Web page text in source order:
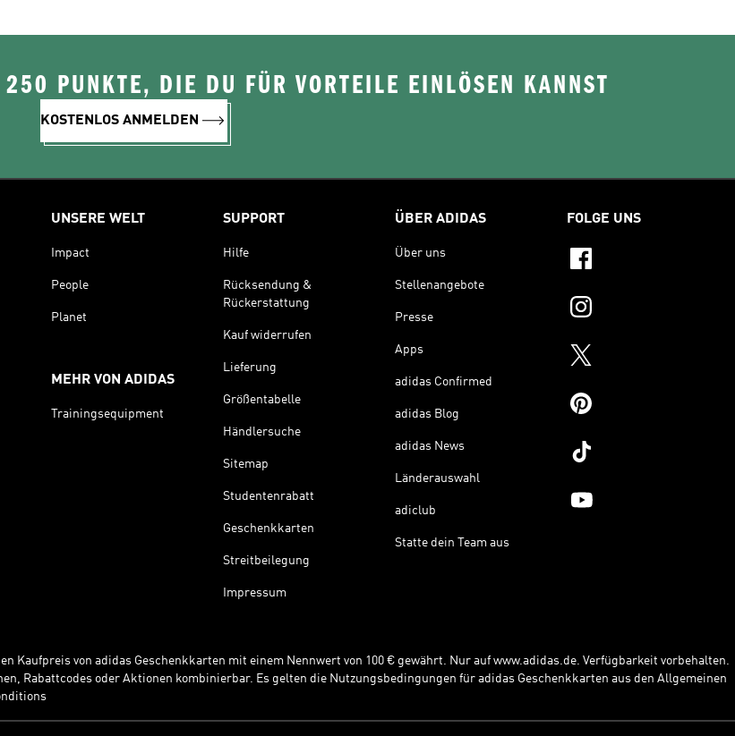
PUNKTE, DIE DU FÜR VORTEILE EINLÖSEN KANNST
KOSTENLOS ANMELDEN
UNSERE WELT
Impact
People
Planet
MEHR VON ADIDAS
Trainingsequipment
SUPPORT
Hilfe
Rücksendung &
Rückerstattung
Kauf widerrufen
Lieferung
Größentabelle
Händlersuche
Sitemap
Studentenrabatt
Geschenkkarten
Streitbeilegung
Impressum
ÜBER ADIDAS
Über uns
Stellenangebote
Presse
Apps
adidas Confirmed
adidas Blog
adidas News
Länderauswahl
adiclub
Statte dein Team aus
FOLGE UNS
Kaufpreis von adidas Geschenkkarten mit einem Nennwert von 100 € gewährt. Nur auf www.adidas.de. Verfügbarkeit vorbehalten.
Rabattcodes oder Aktionen kombinierbar. Es gelten die Nutzungsbedingungen für adidas Geschenkkarten aus den Allgemeinen